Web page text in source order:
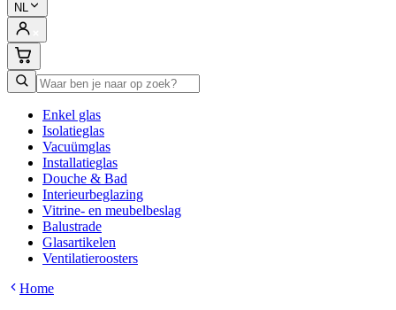
NL
Enkel glas
Isolatieglas
Vacuümglas
Installatieglas
Douche & Bad
Interieurbeglazing
Vitrine- en meubelbeslag
Balustrade
Glasartikelen
Ventilatieroosters
Home